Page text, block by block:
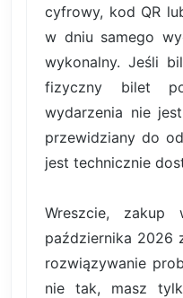
cyfrowy, kod QR
w dniu samego
wykonalny. Jeśli
fizyczny bilet
wydarzenia nie
przewidziany do
jest technicznie
Wreszcie,
października 2026
rozwiązywanie
nie tak, masz